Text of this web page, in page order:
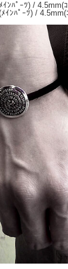
ﾊﾟｰﾂ) / 4.5mm(ｺ
ﾝﾊﾟｰﾂ) / 4.5mm(